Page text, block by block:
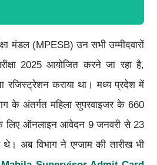
मंडल (MPESB) उन सभी उम्मीदवारों
2025 आयोजित करने जा रहा है,
रजिस्ट्रेशन कराया था। मध्य प्रदेश में
के अंतर्गत महिला सुपरवाइजर के 660
लिए ऑनलाइन आवेदन 9 जनवरी से 23
अब विभाग ने एग्जाम की तारीख भी